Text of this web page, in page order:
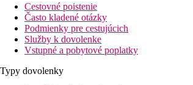
Cestovné poistenie
Často kladené otázky
Podmienky pre cestujúcich
Služby k dovolenke
Vstupné a pobytové poplatky
Typy dovolenky